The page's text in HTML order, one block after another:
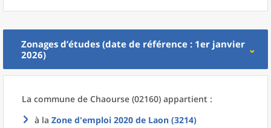
Zonages d’études (date de référence : 1er janvier
2026)
La commune de Chaourse (02160) appartient :
à la Zone d'emploi 2020 de Laon (3214)